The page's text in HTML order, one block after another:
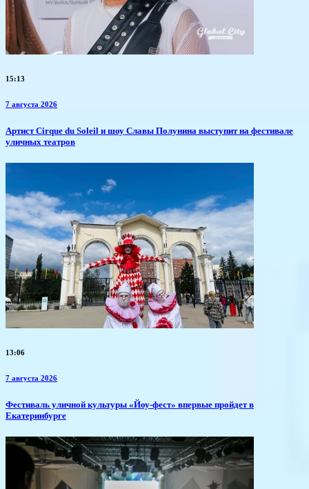
15:13
7 августа 2026
Артист Cirque du Soleil и шоу Славы Полунина выступит на фестивале
уличных театров
13:06
7 августа 2026
​Фестиваль уличной культуры «Йоу-фест» впервые пройдет в
Екатеринбурге